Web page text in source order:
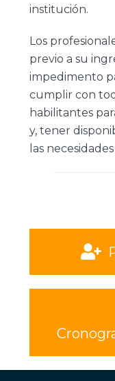
institución.
Los
previo a su
impedimento
cumplir con
habilitantes
y, tener
las